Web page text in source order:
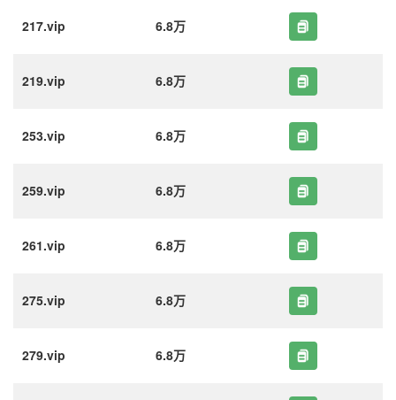
217.vip 6.8万
219.vip 6.8万
253.vip 6.8万
259.vip 6.8万
261.vip 6.8万
275.vip 6.8万
279.vip 6.8万